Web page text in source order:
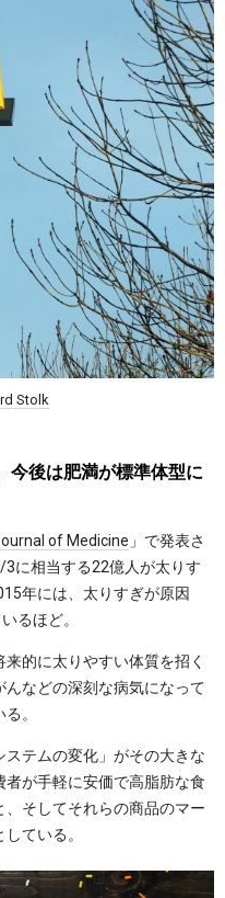
Stolk
今後は肥満が標準体型に
of Medicine 」で発表さ
に相当する22億人が太りす
年には、太りすぎが原因
るほど。
的に太りやすい体質を招く
などの深刻な病気になって
。
テムの変化」がその大きな
が手軽に安価で高脂肪な食
そしてそれらの商品のマー
ている。